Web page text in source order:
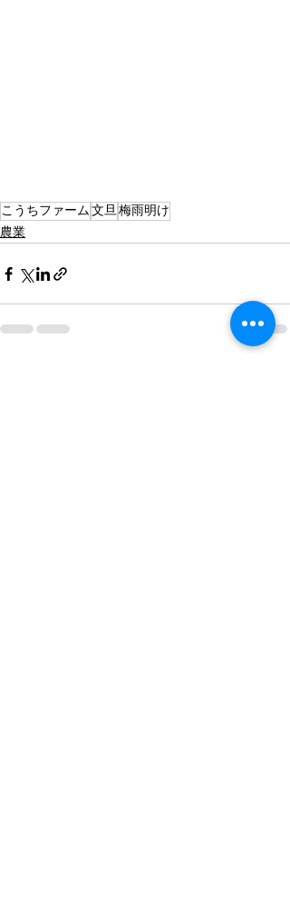
こうちファーム文旦梅雨明け
農業